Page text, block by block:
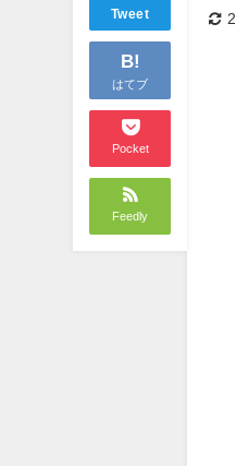
Tweet
B!
はてブ
Pocket
Feedly